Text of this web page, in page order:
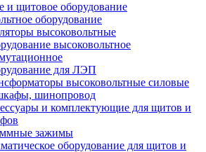
и щитовое оборудование
оборудование
высоковольтные
высоковольтное
для ЛЭП
высоковольтные силовые
шинопровод
и комплектующие для щитов и
зажимы
оборудование для щитов и